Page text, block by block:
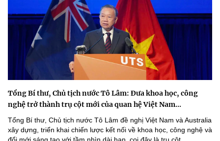
Tổng Bí thư, Chủ tịch nước Tô Lâm: Đưa khoa học, công
nghệ trở thành trụ cột mới của quan hệ Việt Nam...
Tổng Bí thư, Chủ tịch nước Tô Lâm đề nghị Việt Nam và Australia
xây dựng, triển khai chiến lược kết nối về khoa học, công nghệ và